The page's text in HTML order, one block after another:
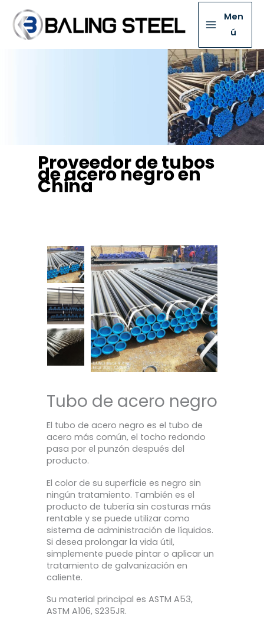
Men
ú
Proveedor de tubos
de acero negro en
China
Tubo de acero negro
El tubo de acero negro es el tubo de
acero más común, el tocho redondo
pasa por el punzón después del
producto.
El color de su superficie es negro sin
ningún tratamiento. También es el
producto de tubería sin costuras más
rentable y se puede utilizar como
sistema de administración de líquidos.
Si desea prolongar la vida útil,
simplemente puede pintar o aplicar un
tratamiento de galvanización en
caliente.
Su material principal es ASTM A53,
ASTM A106, S235JR.